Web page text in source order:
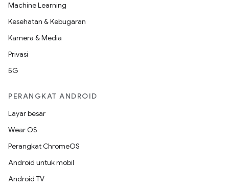
Machine Learning
Kesehatan & Kebugaran
Kamera & Media
Privasi
5G
PERANGKAT ANDROID
Layar besar
Wear OS
Perangkat ChromeOS
Android untuk mobil
Android TV